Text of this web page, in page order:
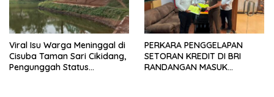
Viral Isu Warga Meninggal di
Cisuba Taman Sari Cikidang,
Pengunggah Status
PERKARA PENGGELAPAN
SETORAN KREDIT DI BRI
RANDANGAN MASUK